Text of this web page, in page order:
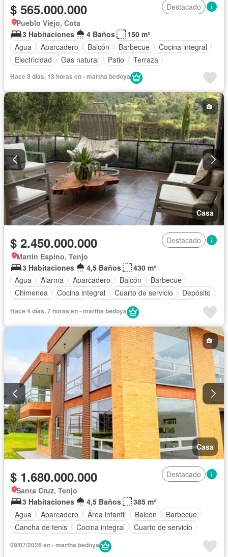
$ 565.000.000
Destacado
Pueblo Viejo, Cota
3 Habitaciones
4 Baños
150 m²
Agua
Aparcadero Balcón Barbecue
Cocina integral
Electricidad
Gas natural Patio Terraza
Hace 3 días, 13 horas en - martha bedoya
Casa
$ 2.450.000.000
Destacado
Martin Espino, Tenjo
3 Habitaciones
4,5 Baños
430 m²
Agua
Alarma Aparcadero Balcón
Barbecue
Chimenea
Cocina integral Cuarto de servicio
Depósito
Gas natural
Vista panorámica
Hace 4 días, 7 horas en - martha bedoya
Casa
$ 1.680.000.000
Destacado
Santa Cruz, Tenjo
3 Habitaciones
4,5 Baños
385 m²
Agua
Aparcadero Área infantil Balcón
Barbecue
Cancha de tenis
Cocina integral
Cuarto de servicio
Estudio
Terraza
09/07/2026 en - martha bedoya